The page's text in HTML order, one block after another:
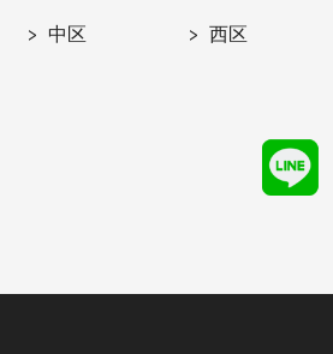
中区 西区